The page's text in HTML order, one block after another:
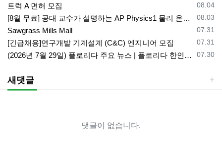
등록일
08.04
트럭 A 면허 모집
등록일
08.03
[8월 무료] 공대 교수가 설명하는 AP Physics1 물리 온라인 강의
등록일
07.31
Sawgrass Mills Mall
등록일
07.31
[긴급채용]연구개발 기계설계 (C&C) 엔지니어 모집
등록일
07.30
(2026년 7월 29일) 플로리다 주요 뉴스 | 플로리다 한인 닷컴
새댓글
댓글이 없습니다.